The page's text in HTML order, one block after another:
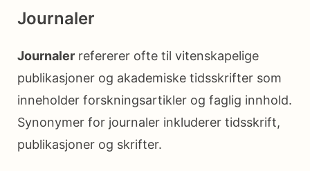
Journaler
Journaler refererer ofte til vitenskapelige
publikasjoner og akademiske tidsskrifter som
inneholder forskningsartikler og faglig innhold.
Synonymer for journaler inkluderer tidsskrift,
publikasjoner og skrifter.